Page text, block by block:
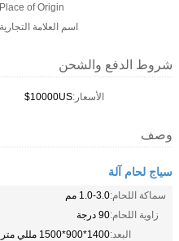
Place of Origin:
اسم العلامة
شروط الدفع والشحن
الأسعار:10000US$
وصف
سياج لحام آلة
سماكة اللحام:1.0-3.0 مم
زاوية اللحام:90 درجة
البعد:1400*900*1500 مللي متر